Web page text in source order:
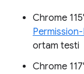
Chrome
ortam testi
Chrome